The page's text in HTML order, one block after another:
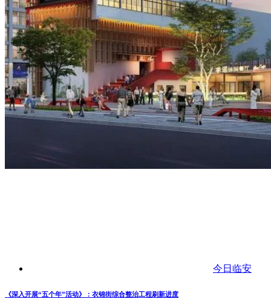
今日临安
《深入开展“五个年”活动》：衣锦街综合整治工程刷新进度